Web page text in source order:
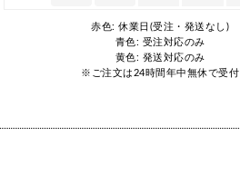
赤色: 休業日(受注・発送なし)
青色: 受注対応のみ
黄色: 発送対応のみ
※ご注文は24時間年中無休で受付